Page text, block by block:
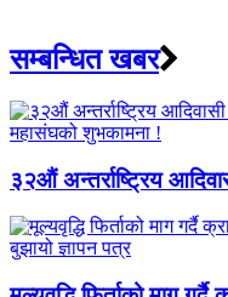
सम्बन्धित खबर
३२औं अन्तर्राष्ट्रिय